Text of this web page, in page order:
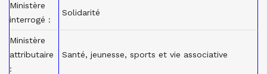
Ministère
interrogé :
Solidarité
Ministère
attributaire
:
Santé, jeunesse, sports et vie associative